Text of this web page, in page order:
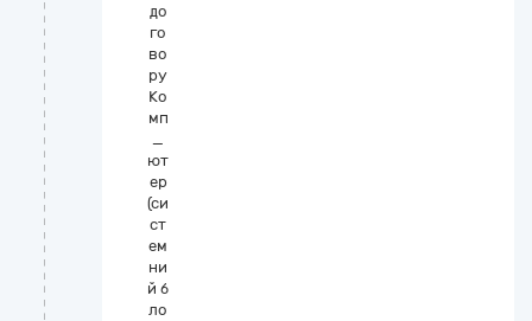
до
го
во
ру
Ко
мп
_
ют
ер
(си
ст
ем
ни
й б
ло